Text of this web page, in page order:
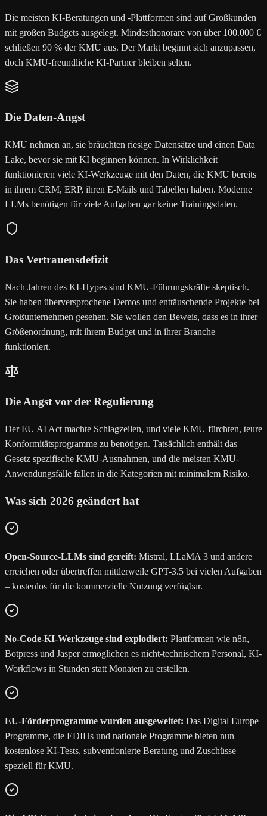
Die meisten KI-Beratungen und -Plattformen sind auf Großkunden
mit großen Budgets ausgelegt. Mindesthonorare von über 100.000 €
schließen 90 % der KMU aus. Der Markt beginnt sich anzupassen,
doch KMU-freundliche KI-Partner bleiben selten.
Die Daten-Angst
KMU nehmen an, sie bräuchten riesige Datensätze und einen Data
Lake, bevor sie mit KI beginnen können. In Wirklichkeit
funktionieren viele KI-Werkzeuge mit den Daten, die KMU bereits
in ihrem CRM, ERP, ihren E-Mails und Tabellen haben. Moderne
LLMs benötigen für viele Aufgaben gar keine Trainingsdaten.
Das Vertrauensdefizit
Nach Jahren des KI-Hypes sind KMU-Führungskräfte skeptisch.
Sie haben überversprochene Demos und enttäuschende Projekte bei
Großunternehmen gesehen. Sie wollen den Beweis, dass es in ihrer
Größenordnung, mit ihrem Budget und in ihrer Branche
funktioniert.
Die Angst vor der Regulierung
Der EU AI Act machte Schlagzeilen, und viele KMU fürchten, teure
Konformitätsprogramme zu benötigen. Tatsächlich enthält das
Gesetz spezifische KMU-Ausnahmen, und die meisten KMU-
Anwendungsfälle fallen in die Kategorien mit minimalem Risiko.
Was sich 2026 geändert hat
Open-Source-LLMs sind gereift: Mistral, LLaMA 3 und andere
erreichen oder übertreffen mittlerweile GPT-3.5 bei vielen Aufgaben
– kostenlos für die kommerzielle Nutzung verfügbar.
No-Code-KI-Werkzeuge sind explodiert: Plattformen wie n8n,
Botpress und Jasper ermöglichen es nicht-technischem Personal, KI-
Workflows in Stunden statt Monaten zu erstellen.
EU-Förderprogramme wurden ausgeweitet: Das Digital Europe
Programme, die EDIHs und nationale Programme bieten nun
kostenlose KI-Tests, subventionierte Beratung und Zuschüsse
speziell für KMU.